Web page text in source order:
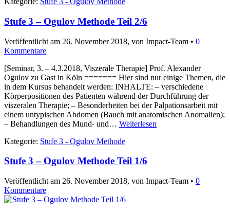
Stufe 3 – Ogulov Methode Teil 2/6
Veröffentlicht am 26. November 2018, von Impact-Team • 0
Kommentare
[Seminar, 3. – 4.3.2018, Viszerale Therapie] Prof. Alexander
Ogulov zu Gast in Köln ======= Hier sind nur einige Themen, die
in dem Kursus behandelt werden: INHALTE: – verschiedene
Körperpositionen des Patienten während der Durchführung der
viszeralen Therapie; – Besonderheiten bei der Palpationsarbeit mit
einem untypischen Abdomen (Bauch mit anatomischen Anomalien);
– Behandlungen des Mund- und… Weiterlesen
Kategorie: Stufe 3 - Ogulov Methode
Stufe 3 – Ogulov Methode Teil 1/6
Veröffentlicht am 26. November 2018, von Impact-Team • 0
Kommentare